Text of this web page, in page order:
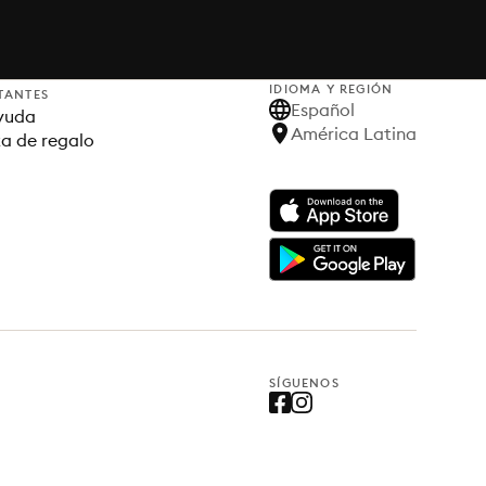
de regalo
IDIOMA Y REGIÓN
Español
América Latina
SÍGUENOS